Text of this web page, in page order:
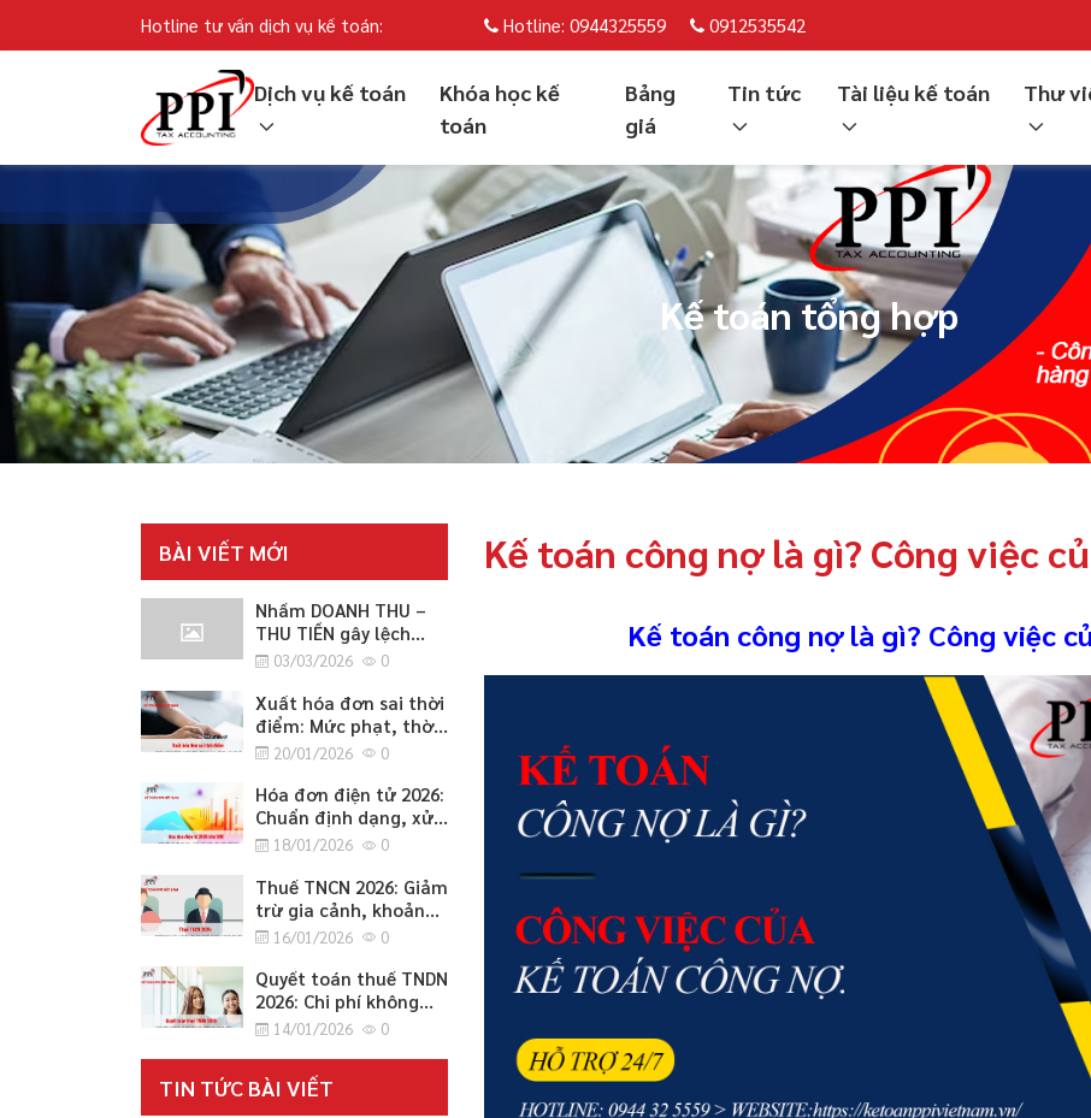
Hotline tư vấn dịch vụ kế toán: Hotline: 0944325559 0912535542
Dịch vụ kế toán
Khóa học kế
toán
Bảng
giá
Tin tức Tài liệu kế toán Thư
Kế toán tổng hợp
BÀI VIẾT MỚI
Nhầm DOANH THU –
THU TIỀN gây lệch
CÔNG NỢ 2026
03/03/2026 0
Xuất hóa đơn sai thời
điểm: Mức phạt, thời
điểm lập đúng quy
toàn 2026
20/01/2026 0
Hóa đơn điện tử 2026:
Chuẩn định dạng, xử
lý sai sót, chuyển đổi
cho SME
18/01/2026 0
Thuế TNCN 2026: Giảm
trừ gia cảnh, khoản
miễn/không tính thuế
cho SME
16/01/2026 0
Quyết toán thuế TNDN
2026: Chi phí không
được trừ, ưu đãi và
tăng/giảm cho SME
14/01/2026 0
TIN TỨC BÀI VIẾT
Kế toán công nợ là gì? Công việc
Kế toán công nợ là gì? Công việc